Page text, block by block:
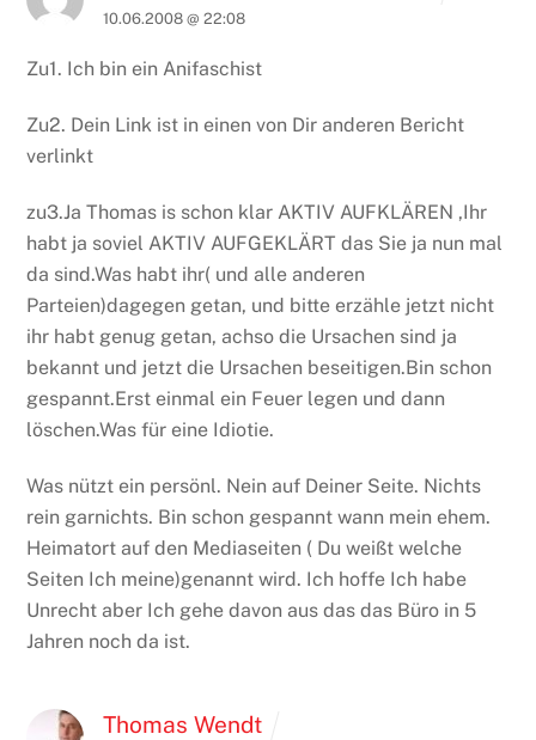
10.06.2008 @ 22:08
Zu1. Ich bin ein Anifaschist
Zu2. Dein Link ist in einen von Dir anderen Bericht
verlinkt
zu3.Ja Thomas is schon klar AKTIV AUFKLÄREN ,Ihr
habt ja soviel AKTIV AUFGEKLÄRT das Sie ja nun mal
da sind.Was habt ihr( und alle anderen
Parteien)dagegen getan, und bitte erzähle jetzt nicht
ihr habt genug getan, achso die Ursachen sind ja
bekannt und jetzt die Ursachen beseitigen.Bin schon
gespannt.Erst einmal ein Feuer legen und dann
löschen.Was für eine Idiotie.
Was nützt ein persönl. Nein auf Deiner Seite. Nichts
rein garnichts. Bin schon gespannt wann mein ehem.
Heimatort auf den Mediaseiten ( Du weißt welche
Seiten Ich meine)genannt wird. Ich hoffe Ich habe
Unrecht aber Ich gehe davon aus das das Büro in 5
Jahren noch da ist.
Thomas Wendt